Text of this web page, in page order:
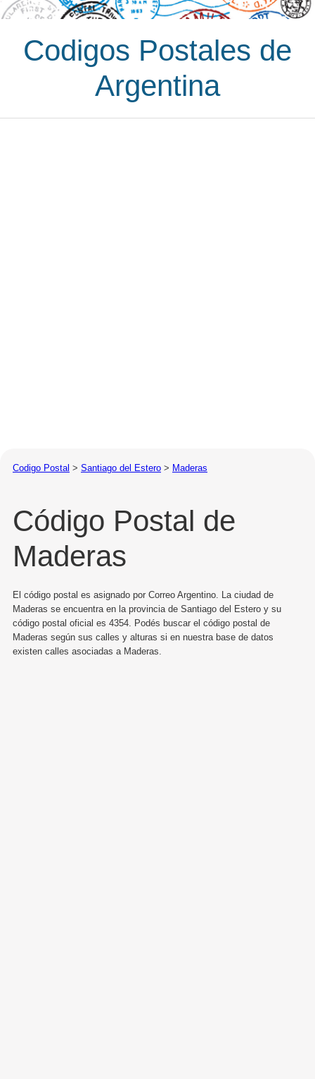
Codigos Postales de
Argentina
Codigo Postal > Santiago del Estero > Maderas
Código Postal de
Maderas
El código postal es asignado por Correo Argentino. La ciudad de
Maderas se encuentra en la provincia de Santiago del Estero y su
código postal oficial es 4354. Podés buscar el código postal de
Maderas según sus calles y alturas si en nuestra base de datos
existen calles asociadas a Maderas.